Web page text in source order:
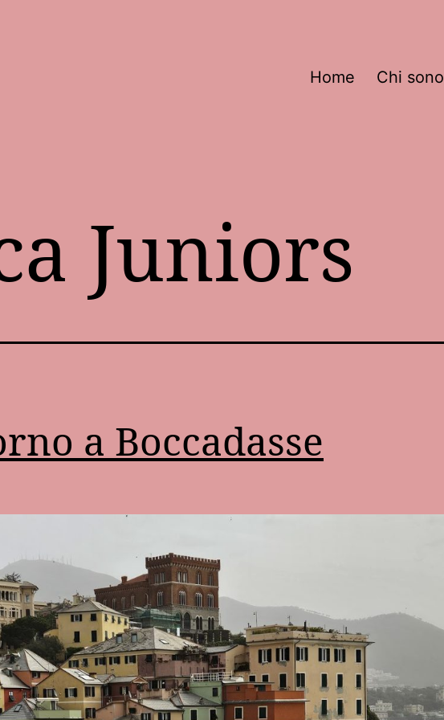
Home Chi sono
Juniors
a Boccadasse